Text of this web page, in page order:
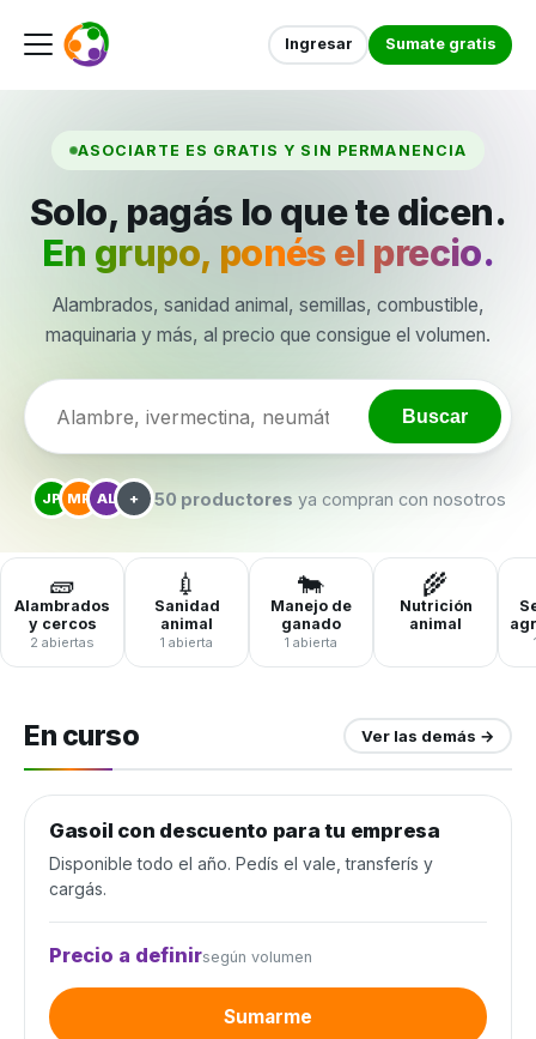
Ingresar Sumate gratis
ASOCIARTE ES GRATIS Y SIN PERMANENCIA
Solo, pagás lo que te dicen.
En grupo, ponés el precio.
Alambrados, sanidad animal, semillas, combustible,
maquinaria y más, al precio que consigue el volumen.
Buscar
JP MR AL + 50 productores ya compran con nosotros
🧱
Alambrados
y cercos
2 abiertas
💉
Sanidad
animal
1 abierta
🐄
Manejo de
ganado
1 abierta
🌾
Nutrición
animal
En curso Ver las demás →
Combustible y lubricantes
Gasoil con descuento para tu empresa
Disponible todo el año. Pedís el vale, transferís y
cargás.
Precio a definirsegún volumen
Sumarme